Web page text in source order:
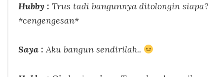
Hubby : Trus tadi bangunnya ditolongin siapa?
*cengengesan*
Saya :Aku bangun sendirilah..